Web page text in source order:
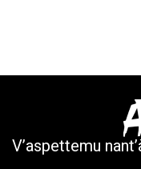
V’aspettemu